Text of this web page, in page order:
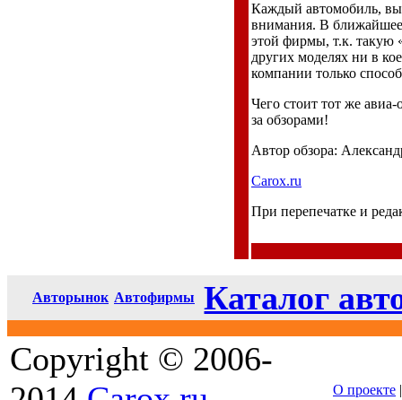
Каждый автомобиль,
внимания. В
этой фирмы, т.к. такую
других моделях ни в
компании только
Чего стоит тот же
за обзорами!
Автор обзора:
Carox.ru
При перепечатке и
Авторынок Автофирмы
Каталог
Copyright © 2006-
О проекте